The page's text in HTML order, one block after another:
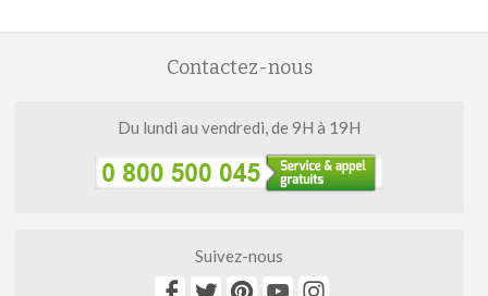
Contactez-nous
Du lundi au vendredi, de 9H à 19H
Suivez-nous